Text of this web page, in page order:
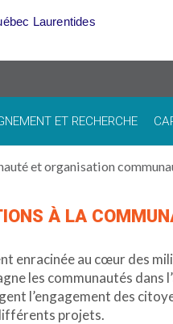
Laurentides
ET RECHERCHE
et organisation
À LA
enracinée au cœur des
les communautés dans
l’engagement des
projets.